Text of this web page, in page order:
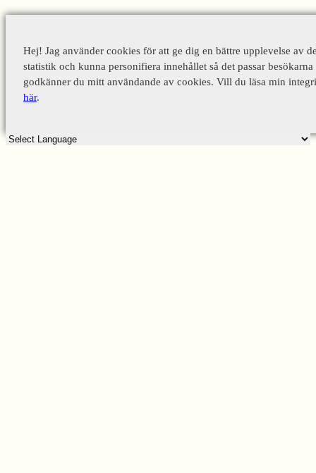
Hej! Jag använder cookies för att ge dig en bättre upplevelse av
statistik och kunna personifiera innehållet så det passar
godkänner du mitt användande av cookies. Vill du läsa min
här.